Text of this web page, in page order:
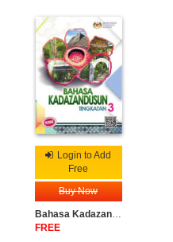
Login to Add
Free
Buy Now
Bahasa Kadazandusun Tingkatan 3
FREE